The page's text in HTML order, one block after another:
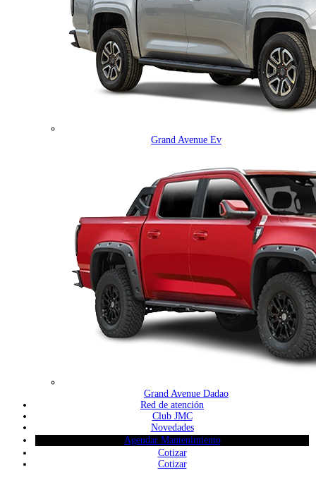
Grand Avenue Ev
Grand Avenue Dadao
Red de atención
Club JMC
Novedades
Agendar Mantenimiento
Cotizar
Cotizar